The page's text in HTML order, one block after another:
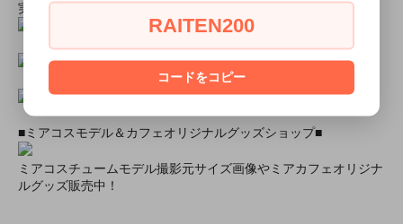
実施中★
■ミアコスモデル＆カフェオリジナルグッズショップ■
ミアコスチュームモデル撮影元サイズ画像やミアカフェオリジナ
ルグッズ販売中！
RAITEN200
コードをコピー